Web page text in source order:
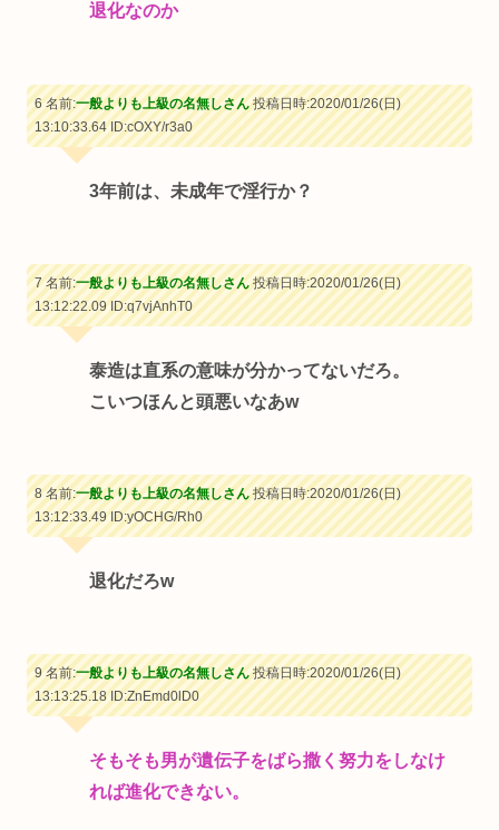
退化なのか
6 名前:一般よりも上級の名無しさん投稿日時:2020/01/26(日)
13:10:33.64ID:cOXY/r3a0
3年前は、未成年で淫行か？
7 名前:一般よりも上級の名無しさん投稿日時:2020/01/26(日)
13:12:22.09ID:q7vjAnhT0
泰造は直系の意味が分かってないだろ。
こいつほんと頭悪いなあw
8 名前:一般よりも上級の名無しさん投稿日時:2020/01/26(日)
13:12:33.49ID:yOCHG/Rh0
退化だろw
9 名前:一般よりも上級の名無しさん投稿日時:2020/01/26(日)
13:13:25.18ID:ZnEmd0lD0
そもそも男が遺伝子をばら撒く努力をしなけ
れば進化できない。